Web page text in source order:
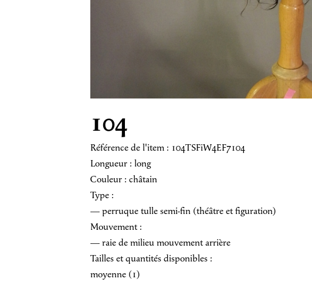
104
Référence de l'item : 104TSFiW4EF7104
Longueur : long
Couleur : châtain
Type :
— perruque tulle semi-fin (théâtre et figuration)
Mouvement :
— raie de milieu mouvement arrière
Tailles et quantités disponibles :
moyenne (1)